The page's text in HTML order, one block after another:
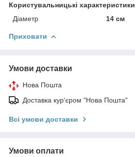
Користувальницькі характеристики
Діаметр
14 см
Приховати
Умови доставки
Нова Пошта
Доставка кур'єром "Нова Пошта"
Всі умови доставки
Умови оплати